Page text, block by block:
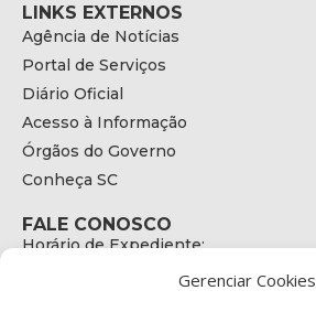
Gerenciar Cookies
LINKS EXTERNOS
Agência de Notícias
Portal de Serviços
Diário Oficial
Acesso à Informação
Órgãos do Governo
Conheça SC
FALE CONOSCO
Horário de Expediente: